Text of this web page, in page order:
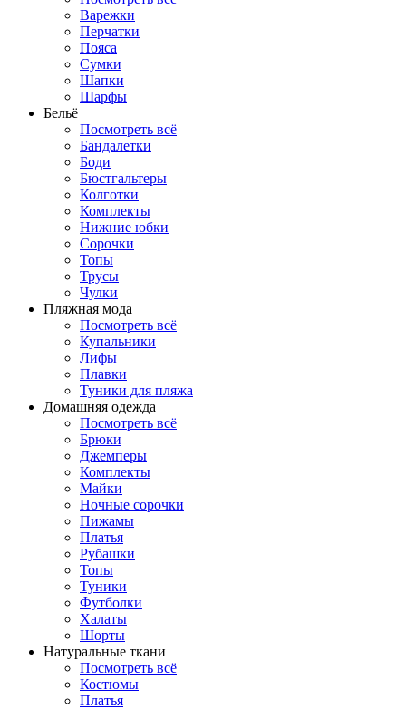
Варежки
Перчатки
Пояса
Сумки
Шапки
Шарфы
Бельё
Посмотреть всё
Бандалетки
Боди
Бюстгальтеры
Колготки
Комплекты
Нижние юбки
Сорочки
Топы
Трусы
Чулки
Пляжная мода
Посмотреть всё
Купальники
Лифы
Плавки
Туники для пляжа
Домашняя одежда
Посмотреть всё
Брюки
Джемперы
Комплекты
Майки
Ночные сорочки
Пижамы
Платья
Рубашки
Топы
Туники
Футболки
Халаты
Шорты
Натуральные ткани
Посмотреть всё
Костюмы
Платья